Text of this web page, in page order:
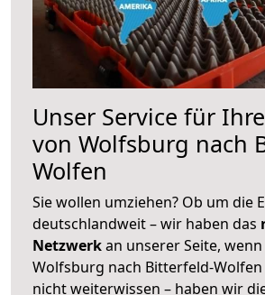
Unser Service für
von Wolfsburg nach
Wolfen
Sie wollen umziehen? Ob um die
deutschlandweit – wir haben das
Netzwerkan unserer Seite,
Wolfsburg nach Bitterfeld-Wolfen
nicht weiterwissen – haben wir